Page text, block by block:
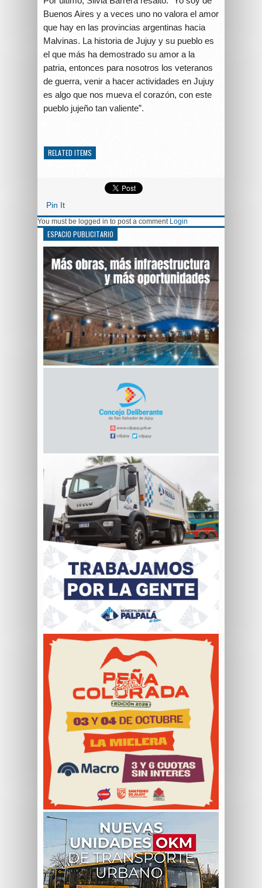
Buenos Aires y a veces uno no valora el amor
que hay en las provincias argentinas hacia
Malvinas. La historia de Jujuy y su pueblo es
el que más ha demostrado su amor a la
patria, entonces para nosotros los veteranos
de guerra, venir a hacer actividades en Jujuy
es algo que nos mueva el corazón, con este
pueblo jujeño tan valiente”.
RELATED ITEMS
Pin It
You must be logged in to post a comment Login
ESPACIO PUBLICITARIO